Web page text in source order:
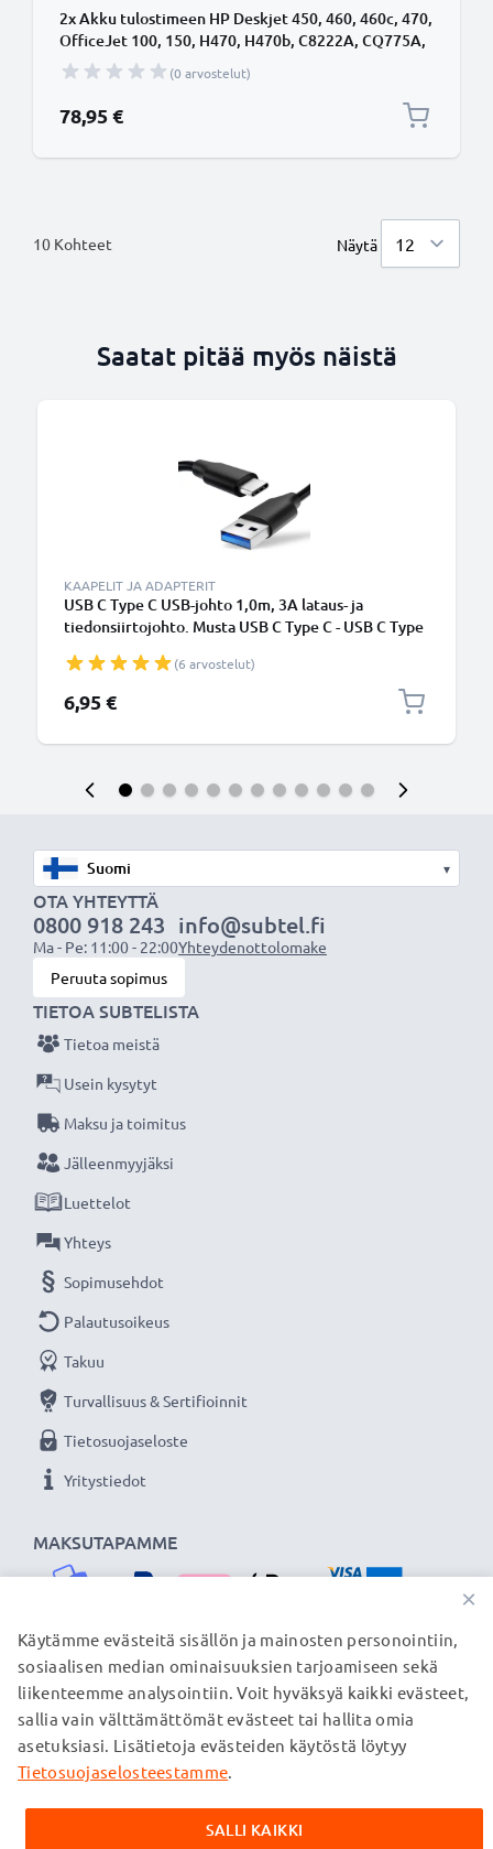
2x Akku tulostimeen HP Deskjet 450, 460, 460c, 470,
OfficeJet 100, 150, H470, H470b, C8222A, CQ775A,
2300mAh tuotemerkiltä CELLONIC
(0 arvostelut)
78,95 €
10 Kohteet Näytä
Saatat pitää myös näistä
KAAPELIT JA ADAPTERIT
USB C Type C USB-johto 1,0m, 3A lataus- ja
tiedonsiirtojohto. Musta USB C Type C - USB C Type
(6 arvostelut)
6,95 €
▾
OTA YHTEYTTÄ
0800 918 243
Ma - Pe: 11:00 - 22:00
info@subtel.fi
Yhteydenottolomake
Peruuta sopimus
MAKSUTAPAMME
TIETOA SUBTELISTA
Tietoa meistä
Usein kysytyt
Maksu ja toimitus
Jälleenmyyjäksi
Luettelot
Yhteys
Sopimusehdot
Palautusoikeus
Takuu
Turvallisuus & Sertifioinnit
Tietosuojaseloste
Yritystiedot
TOIMITUSKUMPPANIMME
© subtel.fi 2026
toimituskuluja. Kaikki sivuillamme mainitut tavaramerkit ovat
×
Käytämme evästeitä sisällön ja mainosten personointiin,
sosiaalisen median ominaisuuksien tarjoamiseen sekä
liikenteemme analysointiin. Voit hyväksyä kaikki evästeet,
sallia vain välttämättömät evästeet tai hallita omia
asetuksiasi. Lisätietoja evästeiden käytöstä löytyy
Tietosuojaselosteestamme.
SALLI KAIKKI